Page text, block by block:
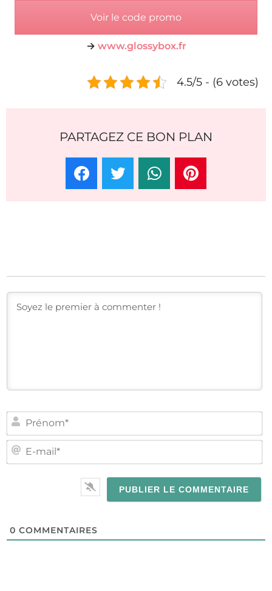
Voir le code promo
→ www.glossybox.fr
4.5/5 - (6 votes)
PARTAGEZ CE BON PLAN
E-
0 COMMENTAIRES